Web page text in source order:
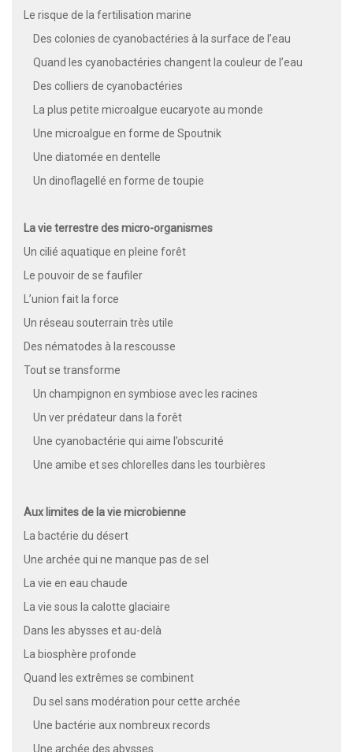
Le risque de la fertilisation marine
Des colonies de cyanobactéries à la surface de l’eau
Quand les cyanobactéries changent la couleur de l’eau
Des colliers de cyanobactéries
La plus petite microalgue eucaryote au monde
Une microalgue en forme de Spoutnik
Une diatomée en dentelle
Un dinoflagellé en forme de toupie
La vie terrestre des micro-organismes
Un cilié aquatique en pleine forêt
Le pouvoir de se faufiler
L’union fait la force
Un réseau souterrain très utile
Des nématodes à la rescousse
Tout se transforme
Un champignon en symbiose avec les racines
Un ver prédateur dans la forêt
Une cyanobactérie qui aime l’obscurité
Une amibe et ses chlorelles dans les tourbières
Aux limites de la vie microbienne
La bactérie du désert
Une archée qui ne manque pas de sel
La vie en eau chaude
La vie sous la calotte glaciaire
Dans les abysses et au-delà
La biosphère profonde
Quand les extrêmes se combinent
Du sel sans modération pour cette archée
Une bactérie aux nombreux records
Une archée des abysses